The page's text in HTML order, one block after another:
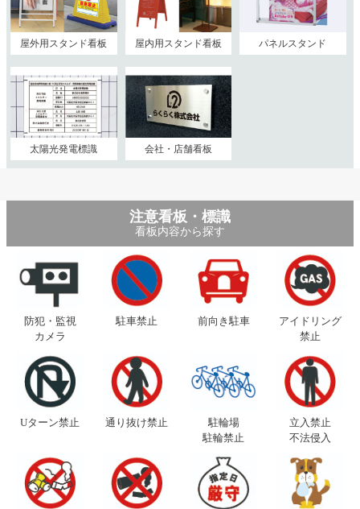
屋外用スタンド看板 屋内用スタンド看板 パネルスタンド
太陽光発電標識 会社・店舗看板
注意看板・標識
看板内容から探す
防犯・監視
カメラ
駐車禁止 前向き駐車
アイドリング
禁止
Uターン禁止 通り抜け禁止
駐輪場
駐輪禁止
立入禁止
不法侵入